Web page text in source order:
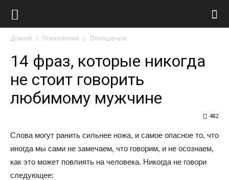
Домой Психология Отношения
14 фраз, которые никогда
не стоит говорить
любимому мужчине
482
Слова могут ранить сильнее ножа, и самое опасное то, что
иногда мы сами не замечаем, что говорим, и не осознаем,
как это может повлиять на человека. Никогда не говори
следующее: